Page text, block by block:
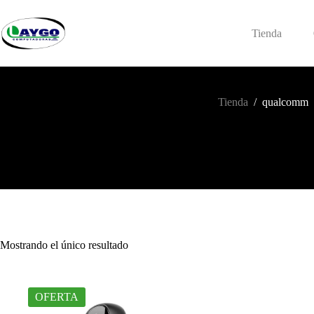
contenido
Tienda
Tienda / qualcomm
Mostrando el único resultado
OFERTA